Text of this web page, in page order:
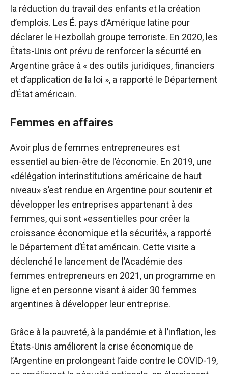
la réduction du travail des enfants et la création
d’emplois. Les É. pays d’Amérique latine pour
déclarer le Hezbollah groupe terroriste. En 2020, les
États-Unis ont prévu de renforcer la sécurité en
Argentine grâce à « des outils juridiques, financiers
et d’application de la loi », a rapporté le Département
d’État américain.
Femmes en affaires
Avoir plus de femmes entrepreneures est
essentiel au bien-être de l’économie. En 2019, une
«délégation interinstitutions américaine de haut
niveau» s’est rendue en Argentine pour soutenir et
développer les entreprises appartenant à des
femmes, qui sont «essentielles pour créer la
croissance économique et la sécurité», a rapporté
le Département d’État américain. Cette visite a
déclenché le lancement de l’Académie des
femmes entrepreneurs en 2021, un programme en
ligne et en personne visant à aider 30 femmes
argentines à développer leur entreprise.
Grâce à la pauvreté, à la pandémie et à l’inflation, les
États-Unis améliorent la crise économique de
l’Argentine en prolongeant l’aide contre le COVID-19,